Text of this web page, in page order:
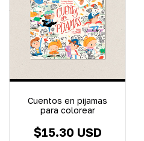
Cuentos en pijamas
para colorear
$15.30 USD